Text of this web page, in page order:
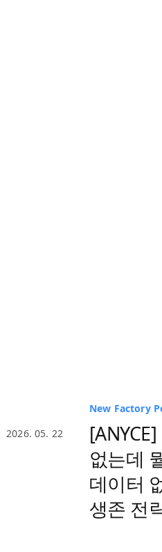
2026. 05. 22
품질
New Factory
없는데
데이터
생존 전